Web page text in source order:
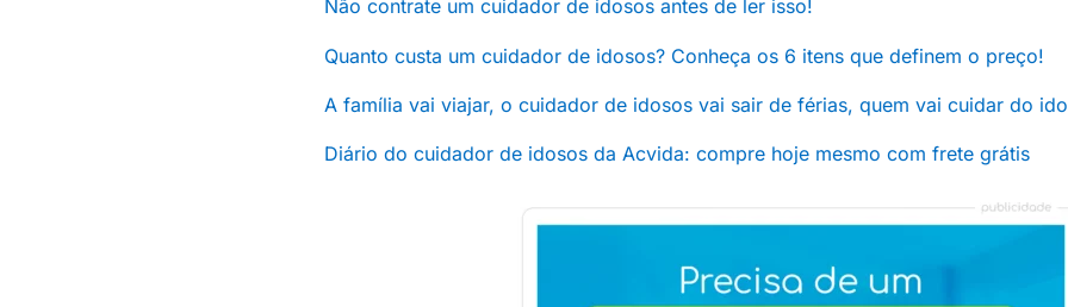
Não contrate um cuidador de idosos antes de ler isso!
Quanto custa um cuidador de idosos? Conheça os 6 itens que definem o preço!
A família vai viajar, o cuidador de idosos vai sair de férias, quem vai cuidar do
Diário do cuidador de idosos da Acvida: compre hoje mesmo com frete grátis